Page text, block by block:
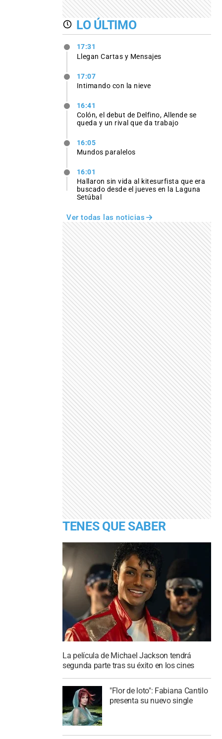
LO ÚLTIMO
17:31
Llegan Cartas y Mensajes
17:07
Intimando con la nieve
16:41
Colón, el debut de Delfino, Allende se
queda y un rival que da trabajo
16:05
Mundos paralelos
16:01
Hallaron sin vida al kitesurfista que era
buscado desde el jueves en la Laguna
Setúbal
Ver todas las noticias
TENES QUE SABER
La película de Michael Jackson tendrá
segunda parte tras su éxito en los cines
"Flor de loto": Fabiana Cantilo
presenta su nuevo single